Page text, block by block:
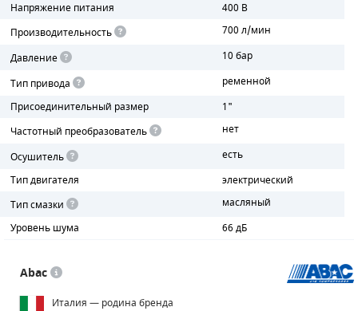
Напряжение питания
400 В
Производительность
700 л/мин
Давление
10 бар
Тип привода
ременной
Присоединительный размер
1"
Частотный преобразователь
нет
Осушитель
есть
Тип двигателя
электрический
Тип смазки
масляный
Уровень шума
66 дБ
Abac
Италия — родина бренда
ПОРШНЕВЫЕ БЛОКИ
ДЕТАЛИ СПИРАЛЬНЫХ КОМПРЕССОРОВ
ДЕТАЛИ НАСОСНОЙ ЧАСТИ
ДЕТАЛИ ПОГРУЖНЫХ НАСОСОВ
ШЛАНГИ ДЛЯ МОТОПОМП
ДЛЯ ВАКУУМНЫХ НАСОСОВ